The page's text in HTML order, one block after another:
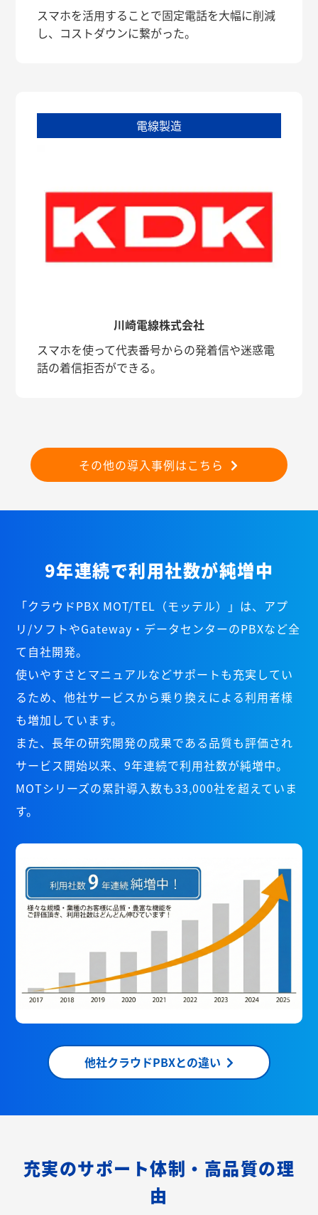
スマホを活用することで固定電話を大幅に削減
し、コストダウンに繋がった。
電線製造
川崎電線株式会社
スマホを使って代表番号からの発着信や迷惑電
話の着信拒否ができる。
その他の導入事例はこちら
9年連続で利用社数が純増中
「クラウドPBX MOT/TEL（モッテル）」は、アプ
リ/ソフトやGateway・データセンターのPBXなど全
て自社開発。
使いやすさとマニュアルなどサポートも充実してい
るため、他社サービスから乗り換えによる利用者様
も増加しています。
また、長年の研究開発の成果である品質も評価され
サービス開始以来、9年連続で利用社数が純増中。
MOTシリーズの累計導入数も33,000社を超えていま
す。
他社クラウドPBXとの違い
充実のサポート体制・高品質の理
由